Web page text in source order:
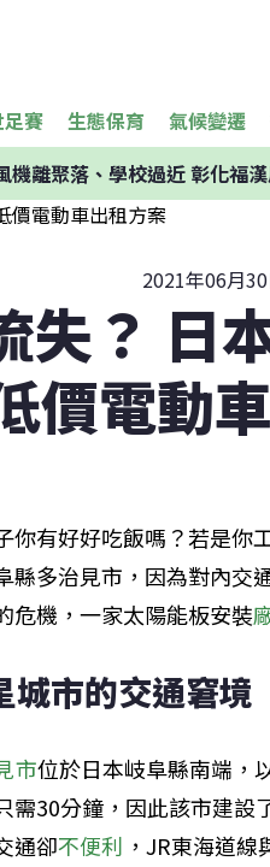
賽 生態保育 氣候變遷
機離聚落、學校過近 彰化福
2021年06月
失？ 日
價電動
你有好好吃飯嗎？若是
縣多治見市，因為對內交
危機，一家太陽能板安裝
城市的交通窘境
市位於日本岐阜縣南端，
需30分鐘，因此該市建設
通卻不便利 ，JR東海道